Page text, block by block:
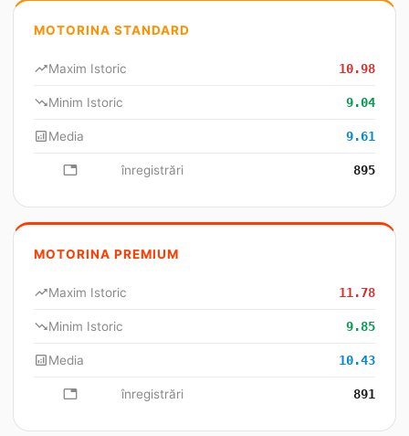
MOTORINA STANDARD
trending_upMaxim Istoric 10.98
trending_downMinim Istoric 9.04
analyticsMedia 9.61
database înregistrări 895
MOTORINA PREMIUM
trending_upMaxim Istoric 11.78
trending_downMinim Istoric 9.85
analyticsMedia 10.43
database înregistrări 891